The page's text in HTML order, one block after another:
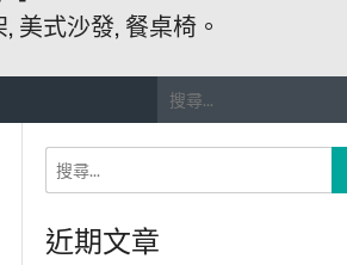
美式沙發, 餐桌椅。
近期文章